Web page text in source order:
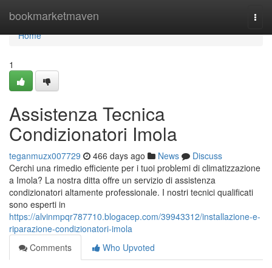
bookmarketmaven
Home
Home
1
Assistenza Tecnica
Condizionatori Imola
teganmuzx007729 466 days ago News
Discuss
Cerchi una rimedio efficiente per i tuoi problemi di climatizzazione
a Imola? La nostra ditta offre un servizio di assistenza
condizionatori altamente professionale. I nostri tecnici qualificati
sono esperti in
https://alvinmpqr787710.blogacep.com/39943312/installazione-e-
riparazione-condizionatori-imola
Comments
Who Upvoted